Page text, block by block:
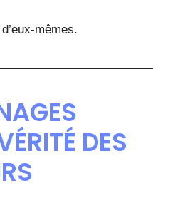
mêmes.
DES